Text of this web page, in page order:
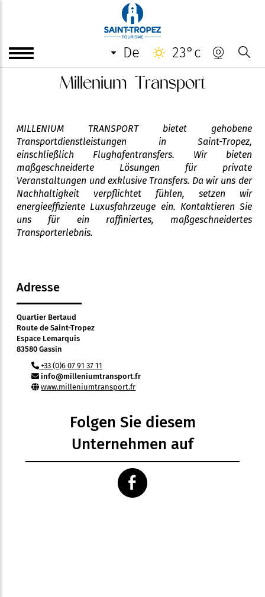
de 23°c
Millenium Transport
MILLENIUM TRANSPORT bietet gehobene
Transportdienstleistungen in Saint-Tropez,
einschließlich Flughafentransfers. Wir bieten
maßgeschneiderte Lösungen für private
Veranstaltungen und exklusive Transfers. Da wir uns der
Nachhaltigkeit verpflichtet fühlen, setzen wir
energieeffiziente Luxusfahrzeuge ein. Kontaktieren Sie
uns für ein raffiniertes, maßgeschneidertes
Transporterlebnis.
Adresse
Quartier Bertaud
Route de Saint-Tropez
Espace Lemarquis
83580 Gassin
+33 (0)6 07 91 37 11
info@milleniumtransport.fr
www.milleniumtransport.fr
Folgen Sie diesem
Unternehmen auf